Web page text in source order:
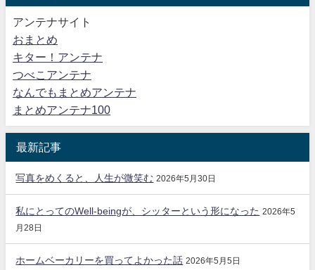
アンテナサイト
おまとめ
キター！アンテナ
つべこアンテナ
なんでもまとめアンテナ
まとめアンテナ100
最新記事
写真をめくると、人生が微笑む 2026年5月30日
私にとってのWell-beingが、シッターという形になった 2026年5
月28日
ホームベーカリーを買ってよかった話 2026年5月5日